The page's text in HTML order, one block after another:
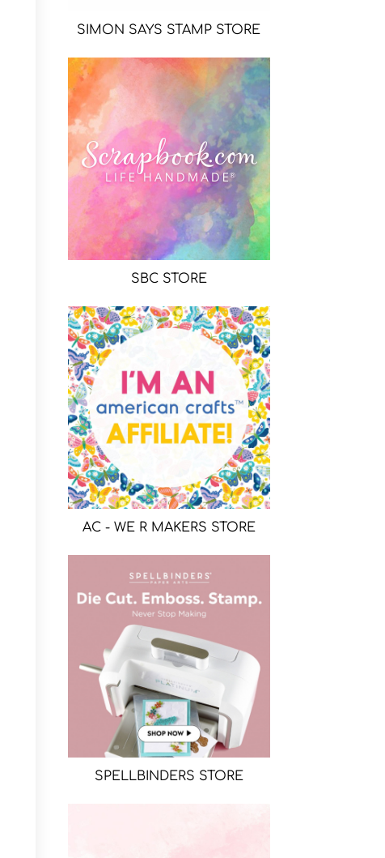
SIMON SAYS STAMP STORE
SBC STORE
AC - WE R MAKERS STORE
SPELLBINDERS STORE